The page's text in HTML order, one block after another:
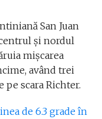
San Juan
şi nordul
mişcarea
având trei
pe scara Richter.
de 6.3 grade în